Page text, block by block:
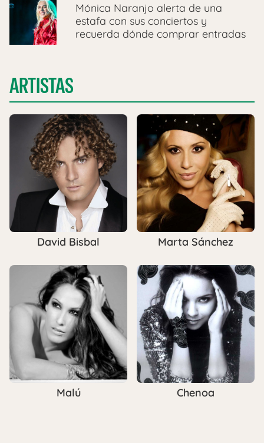
Mónica Naranjo alerta de una
estafa con sus conciertos y
recuerda dónde comprar entradas
ARTISTAS
David Bisbal Marta Sánchez
Malú Chenoa